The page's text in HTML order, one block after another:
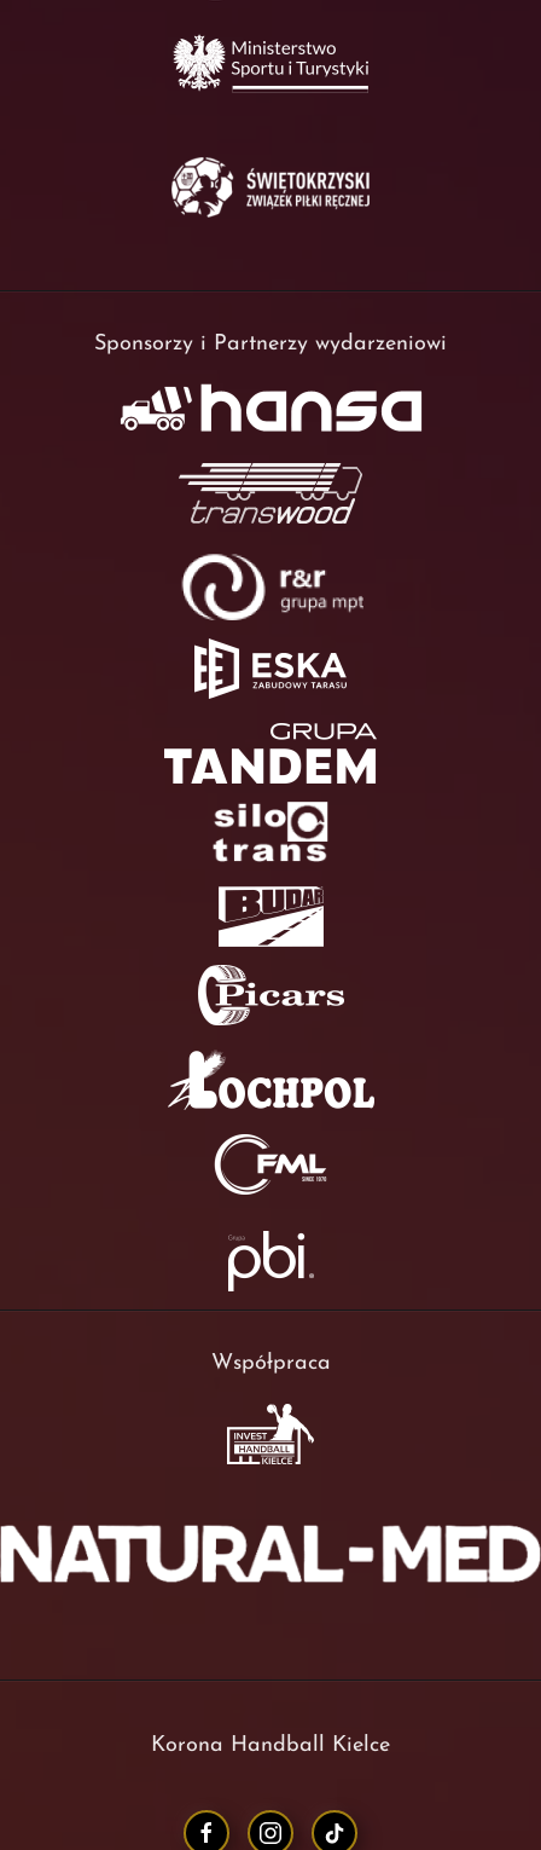
Sponsorzy i Partnerzy wydarzeniowi
Współpraca
Korona Handball Kielce